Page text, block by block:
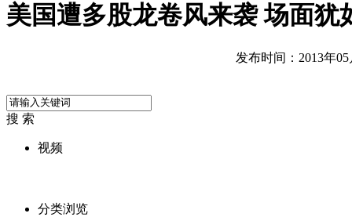
美国遭多股龙卷风来袭 场面犹
发布时间：2013年05
搜 索
视频
分类浏览